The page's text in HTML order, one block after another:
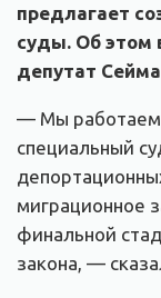
предлагает
суды. Об этом
депутат
— Мы работаем
специальный
миграционное
финальной
закона, —